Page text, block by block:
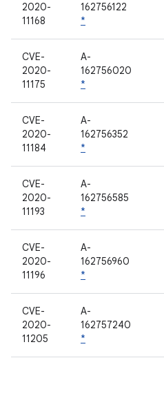
2020-
11168
162756122
*
CVE-
2020-
11175
A-
162756020
*
CVE-
2020-
11184
A-
162756352
*
CVE-
2020-
11193
A-
162756585
*
CVE-
2020-
11196
A-
162756960
*
CVE-
2020-
11205
A-
162757240
*